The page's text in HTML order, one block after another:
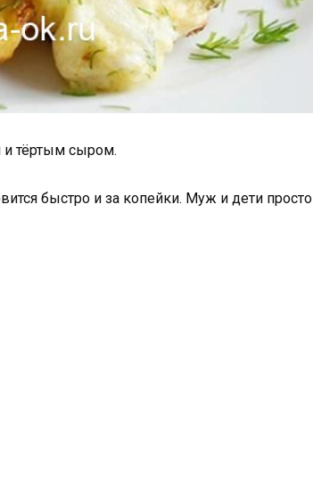
и тёртым сыром.
быстро и за копейки. Муж и дети просто